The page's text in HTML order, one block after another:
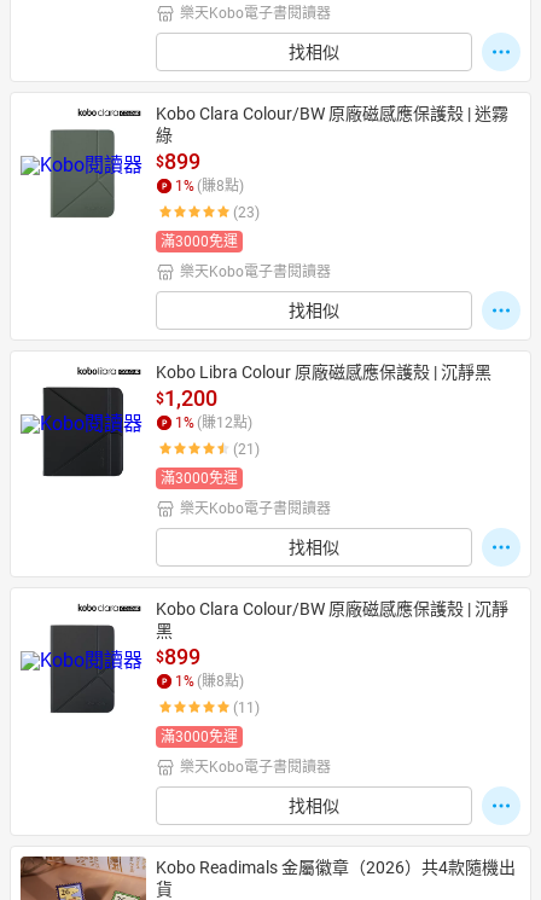
樂天Kobo電子書閱讀器
找相似
Kobo Clara Colour/BW 原廠磁感應保護殼 | 迷霧
綠
$899
1 % (賺8點)
(23)
滿3000免運
樂天Kobo電子書閱讀器
找相似
Kobo Libra Colour 原廠磁感應保護殼 | 沉靜黑
$1,200
1 % (賺12點)
(21)
滿3000免運
樂天Kobo電子書閱讀器
找相似
Kobo Clara Colour/BW 原廠磁感應保護殼 | 沉靜
黑
$899
1 % (賺8點)
(11)
滿3000免運
樂天Kobo電子書閱讀器
找相似
Kobo Readimals 金屬徽章（2026）共4款隨機出
貨